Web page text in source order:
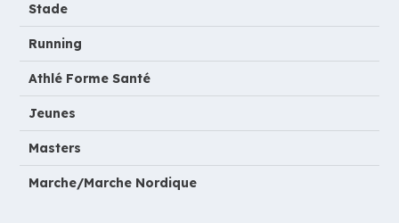
Stade
Running
Athlé Forme Santé
Jeunes
Masters
Marche/Marche Nordique